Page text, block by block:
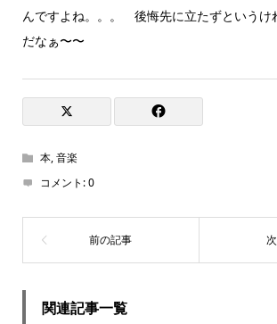
んですよね。。。 後悔先に立たずというけ
だなぁ〜〜
本,音楽
コメント:0
関連記事一覧